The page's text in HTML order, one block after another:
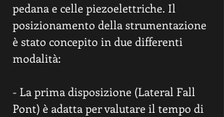
pedana e celle piezoelettriche. Il
posizionamento della strumentazione
è stato concepito in due differenti
modalità:
- La prima disposizione (Lateral Fall
Pont) è adatta per valutare il tempo di